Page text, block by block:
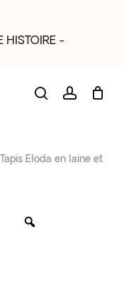
HISTOIRE -
searchaccount
Tapis Eloda en laine et